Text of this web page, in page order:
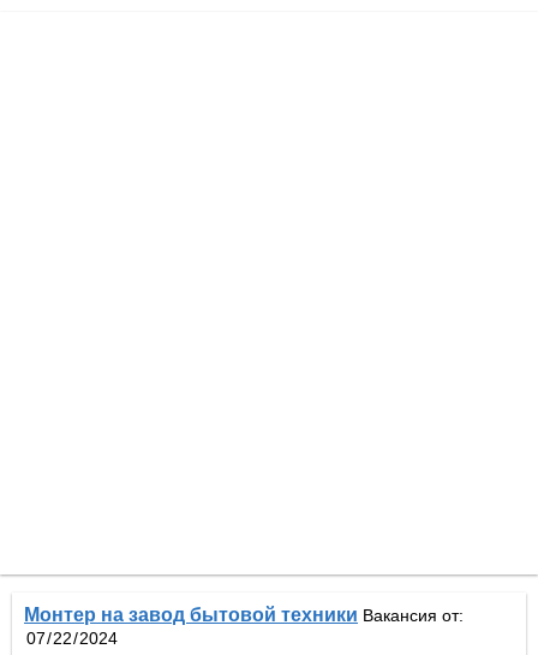
Монтер на завод бытовой техники Вакансия от: